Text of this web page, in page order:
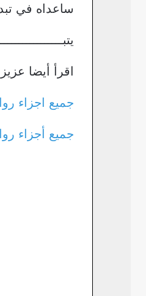
ساعداه في
اقرأ أيضا
جميع اجزاء
جميع أجزاء